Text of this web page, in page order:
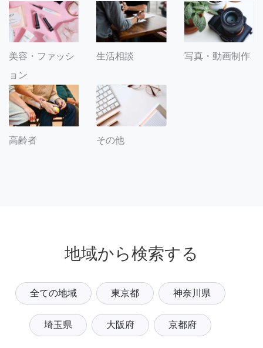
美容・ファッシ
ョン
生活相談 写真・動画制作
高齢者 その他
地域から検索する
全ての地域 東京都 神奈川県
埼玉県 大阪府 京都府